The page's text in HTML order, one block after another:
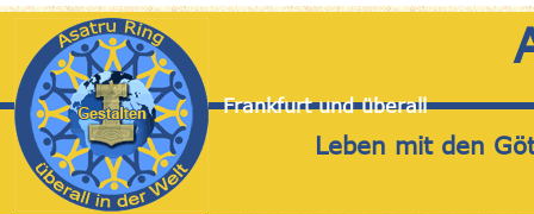
Frankfurt und überall
Leben mit den